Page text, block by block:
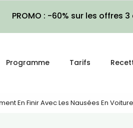
PROMO : -60% sur les offres
Programme Tarifs
En Finir Avec Les Nausées En